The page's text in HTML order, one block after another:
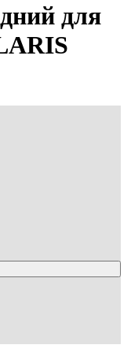
для